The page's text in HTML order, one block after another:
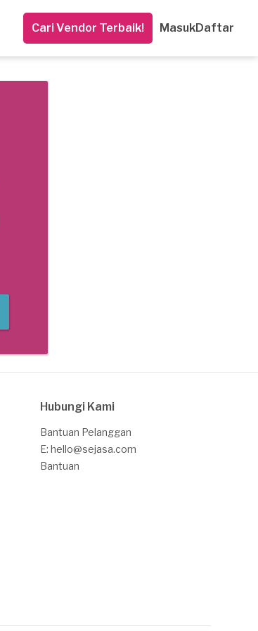
Cari Vendor Terbaik! MasukDaftar
Hubungi Kami
Bantuan Pelanggan
E: hello@sejasa.com
Bantuan